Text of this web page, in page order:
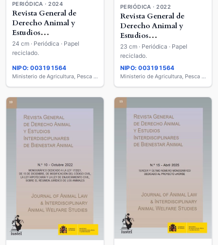
PERIÓDICA · 2024
Revista General de
Derecho Animal y
Estudios
Interdisciplinares de
Bienestar Animal =
Interdisciplinary Animal
Welfare Studies
24 cm · Periódica · Papel
reciclado.
NIPO: 003191564
Ministerio de Agricultura, Pesca y Alimentación
PERIÓDICA · 2022
Revista General de
Derecho Animal y
Estudios
Interdisciplinares de
Bienestar Animal =
Journal of Animal Law &
Interdisciplinary Animal
Welfare Studies
23 cm · Periódica · Papel
reciclado.
NIPO: 003191564
Ministerio de Agricultura, Pesca y Alimentación